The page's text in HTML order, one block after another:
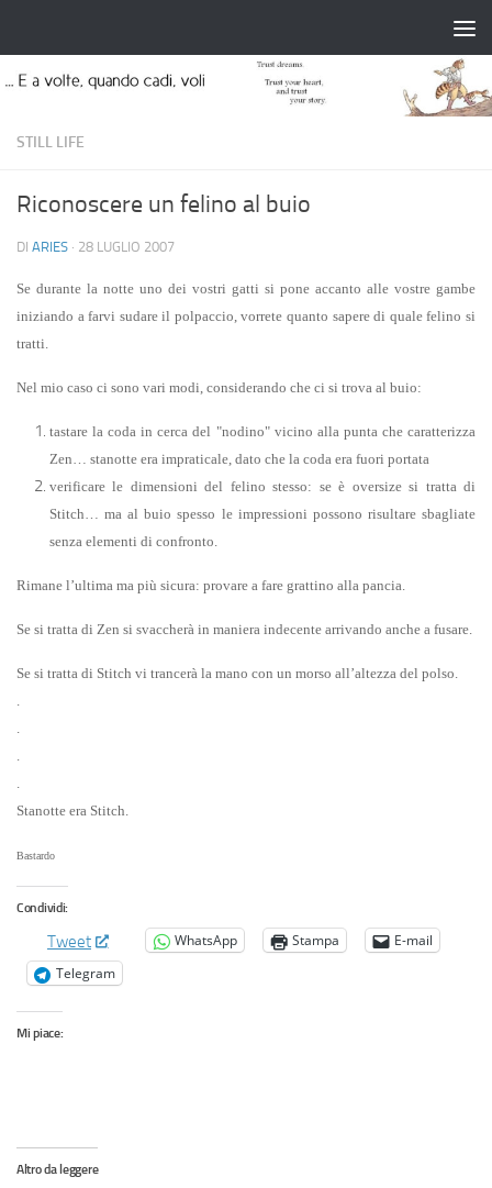
STILL LIFE
Riconoscere un felino al buio
DI ARIES · 28 LUGLIO 2007
Se durante la notte uno dei vostri gatti si pone accanto alle vostre gambe
iniziando a farvi sudare il polpaccio, vorrete quanto sapere di quale felino si
tratti.
Nel mio caso ci sono vari modi, considerando che ci si trova al buio:
tastare la coda in cerca del "nodino" vicino alla punta che caratterizza
Zen… stanotte era impraticale, dato che la coda era fuori portata
verificare le dimensioni del felino stesso: se è oversize si tratta di
Stitch… ma al buio spesso le impressioni possono risultare sbagliate
senza elementi di confronto.
Rimane l’ultima ma più sicura: provare a fare grattino alla pancia.
Se si tratta di Zen si svaccherà in maniera indecente arrivando anche a fusare.
Se si tratta di Stitch vi trancerà la mano con un morso all’altezza del polso.
.
.
.
.
Stanotte era Stitch.
Bastardo
Condividi:
Tweet WhatsApp Stampa
E-mail
Telegram
Mi piace:
Altro da leggere